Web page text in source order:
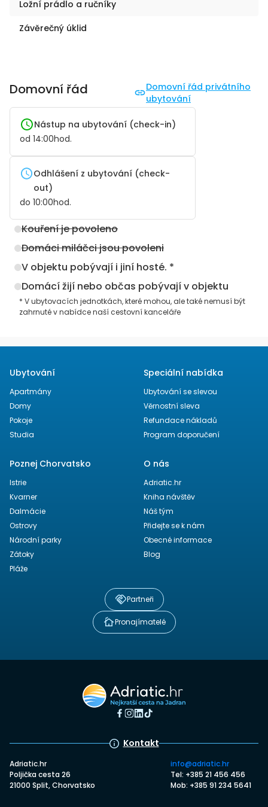
Ložní prádlo a ručníky
Závěrečný úklid
Domovní řád
Domovní řád privátního
ubytování
Nástup na ubytování (check-in)
od 14:00hod.
Odhlášení z ubytování (check-
out)
do 10:00hod.
Kouření je povoleno
Domáci miláčci jsou povoleni
V objektu pobývají i jiní hosté. *
Domácí žijí nebo občas pobývají v objektu
* V ubytovacích jednotkách, které mohou, ale také nemusí být
zahrnuté v nabídce naší cestovní kanceláře
Ubytování
Apartmány
Domy
Pokoje
Studia
Speciální nabídka
Ubytování se slevou
Věrnostní sleva
Refundace nákladů
Program doporučení
Poznej Chorvatsko
Istrie
Kvarner
Dalmácie
Ostrovy
Národní parky
Zátoky
Pláže
O nás
Adriatic.hr
Kniha návštěv
Náš tým
Přidejte se k nám
Obecné informace
Blog
Partneři
Pronajímatelé
Kontakt
Adriatic.hr
Poljička cesta 26
21000 Split, Chorvatsko
info@adriatic.hr
Tel: +385 21 456 456
Mob: +385 91 234 5641